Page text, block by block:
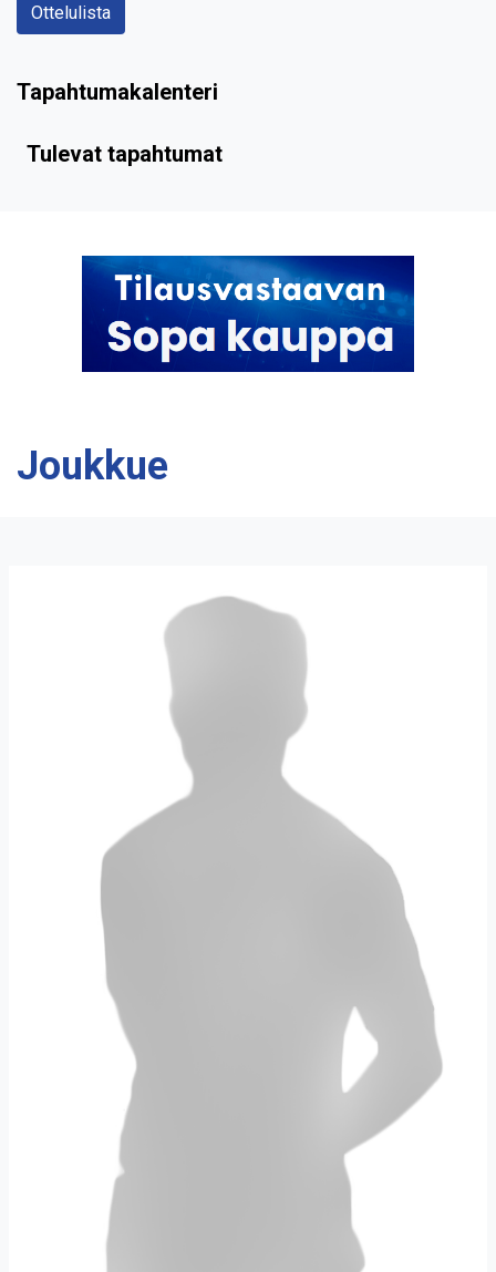
Ottelulista
Tapahtumakalenteri
Tulevat tapahtumat
Joukkue